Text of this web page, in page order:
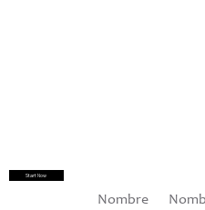
Nombre
Start Now